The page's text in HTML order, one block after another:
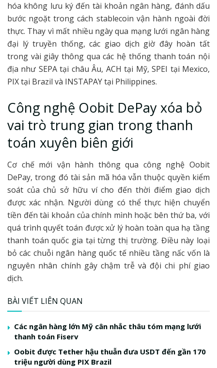
hóa không lưu ký đến tài khoản ngân hàng, đánh dấu
bước ngoặt trong cách stablecoin vận hành ngoài đời
thực. Thay vì mất nhiều ngày qua mạng lưới ngân hàng
đại lý truyền thống, các giao dịch giờ đây hoàn tất
trong vài giây thông qua các hệ thống thanh toán nội
địa như SEPA tại châu Âu, ACH tại Mỹ, SPEI tại Mexico,
PIX tại Brazil và INSTAPAY tại Philippines.
Công nghệ Oobit DePay xóa bỏ
vai trò trung gian trong thanh
toán xuyên biên giới
Cơ chế mới vận hành thông qua công nghệ Oobit
DePay, trong đó tài sản mã hóa vẫn thuộc quyền kiểm
soát của chủ sở hữu ví cho đến thời điểm giao dịch
được xác nhận. Người dùng có thể thực hiện chuyển
tiền đến tài khoản của chính mình hoặc bên thứ ba, với
quá trình quyết toán được xử lý hoàn toàn qua hạ tầng
thanh toán quốc gia tại từng thị trường. Điều này loại
bỏ các chuỗi ngân hàng quốc tế nhiều tầng nấc vốn là
nguyên nhân chính gây chậm trễ và đội chi phí giao
dịch.
BÀI VIẾT LIÊN QUAN
Các ngân hàng lớn Mỹ cân nhắc thâu tóm mạng lưới
thanh toán Fiserv
Oobit được Tether hậu thuẫn đưa USDT đến gần 170
triệu người dùng PIX Brazil